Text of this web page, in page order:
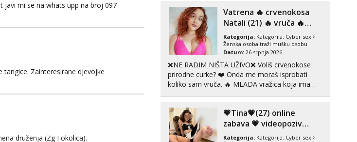
javi mi se na whats upp na broj 097
tangice. Zainteresirane djevojke
druženja (Zg I okolica).
Radim i vruća tipkanja uz slike i hot line pozive.
Za vas sam pripremila ...
Vatrena ‎️‍🔥 crvenokosa
Natali (21) ‎️‍🔥 vruča‎ ️‍🔥
ONLINE ZABAVA
Kategorija: Kategorija: Cyber sex
Ženska osoba traži mušku osobu
Datum: 26.srpnja 2026.
❌NE RADIM NIŠTA UŽIVO❌ Voliš crvenokose
prirodne curke? ❤️ Onda me moraš isprobati
koliko sam vruča.‎ ️‍🔥 MLADA vražica koja ima
raznolikoj ponudi možeš pranaći nešto po svojoj
mjeri. Sexi videa s kolegica...
💗Tina💗(27) online
zabava 💗 videopoziv
kakav zaslužuješ
Kategorija: Kategorija: Cyber sex